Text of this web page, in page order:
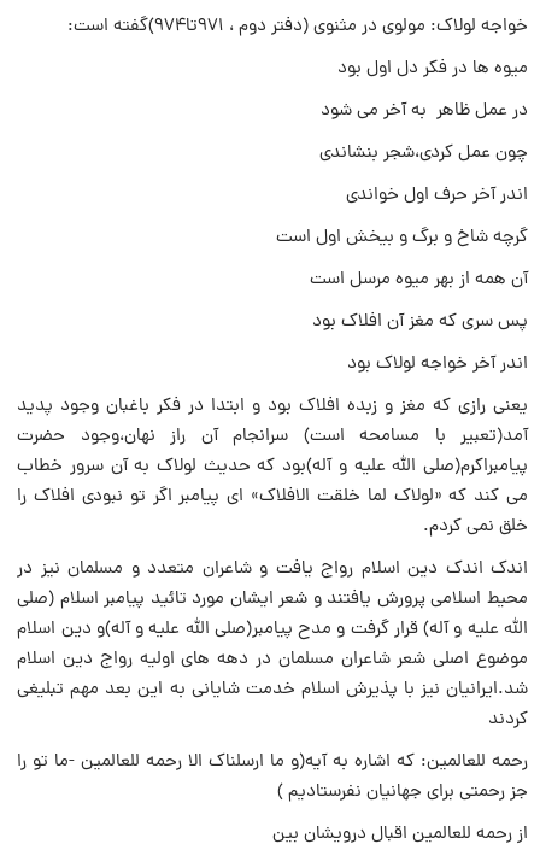
خواجه لولاک: مولوی در مثنوی (دفتر دوم ، ۹۷۱تا۹۷۴)گفته است:
میوه ها در فکر دل اول بود
در عمل ظاهر به آخر می شود
چون عمل کردی،شجر بنشاندی
اندر آخر حرف اول خواندی
گرچه شاخ و برگ و بیخش اول است
آن همه از بهر میوه مرسل است
پس سری که مغز آن افلاک بود
اندر آخر خواجه لولاک بود
یعنی رازی که مغز و زبده افلاک بود و ابتدا در فکر باغبان وجود پدید
آمد(تعبیر با مسامحه است) سرانجام آن راز نهان،وجود حضرت
پیامبراکرم(صلی الله علیه و آله)بود که حدیث لولاک به آن سرور خطاب
می کند که «لولاک لما خلقت الافلاک» ای پیامبر اگر تو نبودی افلاک را
خلق نمی کردم.
اندک اندک دین اسلام رواج یافت و شاعران متعدد و مسلمان نیز در
محیط اسلامی پرورش یافتند و شعر ایشان مورد تائید پیامبر اسلام (صلی
الله علیه و آله) قرار گرفت و مدح پیامبر(صلی الله علیه و آله)و دین اسلام
موضوع اصلی شعر شاعران مسلمان در دهه های اولیه رواج دین اسلام
شد.ایرانیان نیز با پذیرش اسلام خدمت شایانی به این بعد مهم تبلیغی
کردند
رحمه للعالمین: که اشاره به آیه(و ما ارسلناک الا رحمه للعالمین -ما تو را
جز رحمتی برای جهانیان نفرستادیم )
از رحمه للعالمین اقبال درویشان بین